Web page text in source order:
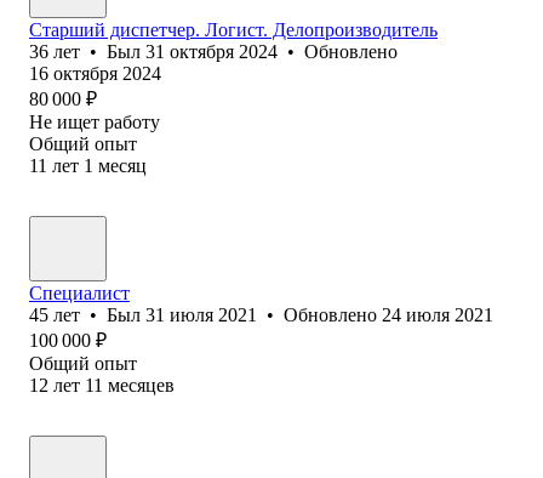
Старший диспетчер. Логист. Делопроизводитель
36 лет • Был 31 октября 2024 • Обновлено
16 октября 2024
80 000 ₽
Не ищет работу
Общий опыт
11 лет 1 месяц
Специалист
45 лет • Был 31 июля 2021 • Обновлено 24 июля 2021
100 000 ₽
Общий опыт
12 лет 11 месяцев